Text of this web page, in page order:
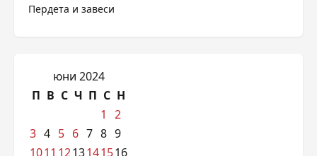
Пердета и завеси
юни 2024
П В С Ч П С Н
1
2
3 4 5 6 7 8 9
1011 1213141516